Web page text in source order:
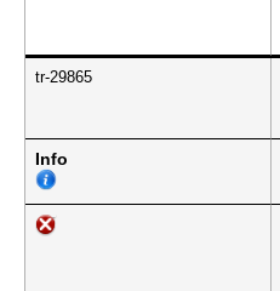
tr-29865
Info